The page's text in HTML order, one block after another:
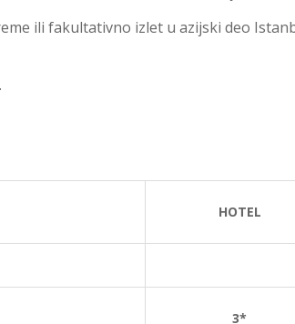
fakultativno izlet u azijski deo
HOTEL
3*